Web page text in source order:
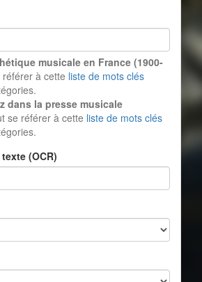
musicale en France (1900-
à cette liste de mots clés
dans la presse musicale
se référer à cette liste de mots clés
(OCR)